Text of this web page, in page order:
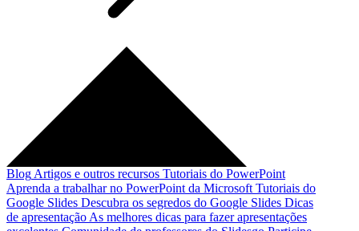
Blog Artigos e outros recursos Tutoriais do PowerPoint
Aprenda a trabalhar no PowerPoint da Microsoft Tutoriais do
Google Slides Descubra os segredos do Google Slides Dicas
de apresentação As melhores dicas para fazer apresentações